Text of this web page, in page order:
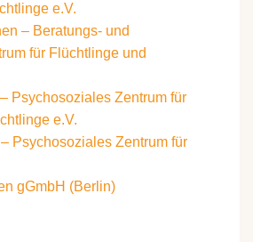
e.V.
– Beratungs- und
für Flüchtlinge und
Psychosoziales Zentrum für
e.V.
Psychosoziales Zentrum für
gGmbH (Berlin)